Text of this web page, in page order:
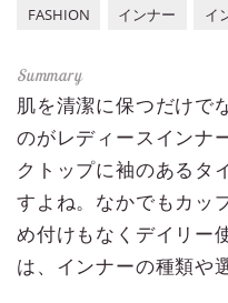
FASHION インナー イ
肌を清潔に保つだけで
のがレディースインナ
クトップに袖のあるタ
すよね。なかでもカッ
め付けもなくデイリー
は、インナーの種類や